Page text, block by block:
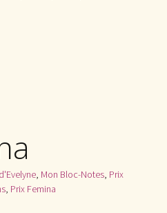
Femina des lycéens
, Mon Bloc-Notes, Prix
, Prix Femina